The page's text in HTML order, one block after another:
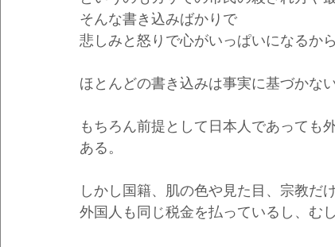
そんな書き込みばかりで
悲しみと怒りで心がいっぱいになるから
ほとんどの書き込みは事実に基づかない
もちろん前提として日本人であっても
ある。
しかし国籍、肌の色や見た目、宗教だ
外国人も同じ税金を払っているし、む